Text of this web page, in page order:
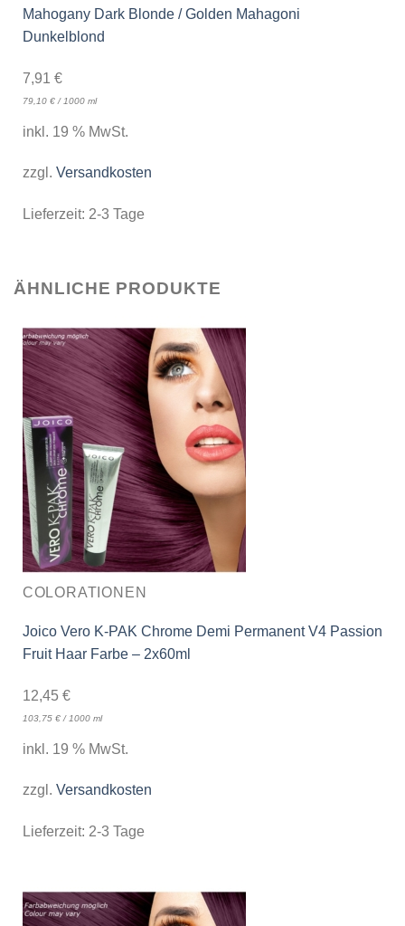
Mahogany Dark Blonde / Golden Mahagoni
Dunkelblond
7,91 €
79,10 €/ 1000 ml
inkl. 19 % MwSt.
zzgl. Versandkosten
Lieferzeit: 2-3 Tage
ÄHNLICHE PRODUKTE
COLORATIONEN
Joico Vero K-PAK Chrome Demi Permanent V4 Passion
Fruit Haar Farbe – 2x60ml
12,45 €
103,75 €/ 1000 ml
inkl. 19 % MwSt.
zzgl. Versandkosten
Lieferzeit: 2-3 Tage